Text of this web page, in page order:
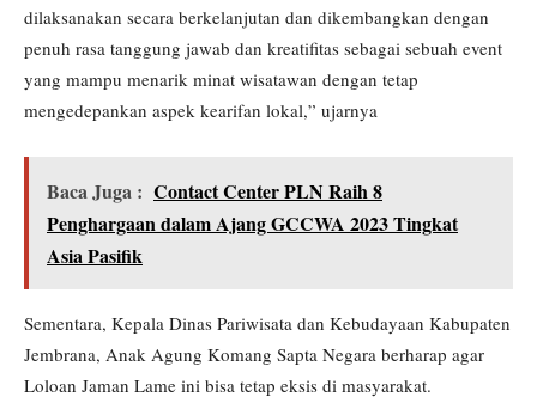
dilaksanakan secara berkelanjutan dan dikembangkan dengan
penuh rasa tanggung jawab dan kreatifitas sebagai sebuah event
yang mampu menarik minat wisatawan dengan tetap
mengedepankan aspek kearifan lokal,” ujarnya
Baca Juga : Contact Center PLN Raih 8
Penghargaan dalam Ajang GCCWA 2023 Tingkat
Asia Pasifik
Sementara, Kepala Dinas Pariwisata dan Kebudayaan Kabupaten
Jembrana, Anak Agung Komang Sapta Negara berharap agar
Loloan Jaman Lame ini bisa tetap eksis di masyarakat.